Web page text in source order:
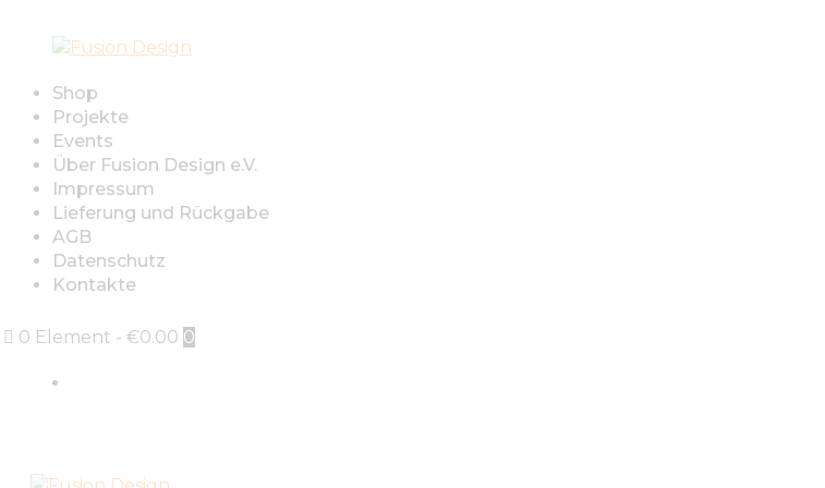
Shop
Projekte
Events
Über Fusion Design e.V.
Impressum
Lieferung und Rückgabe
AGB
Datenschutz
Kontakte
0 Element - €0.00 0